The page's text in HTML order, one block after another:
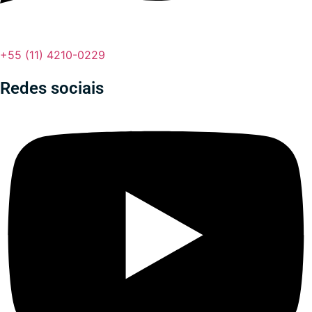
+55 (11) 4210-0229
Redes sociais